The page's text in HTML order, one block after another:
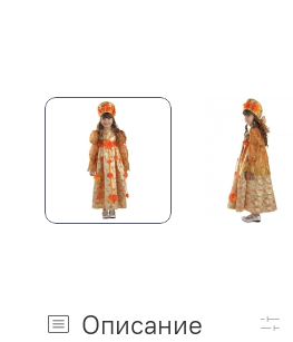
Описание